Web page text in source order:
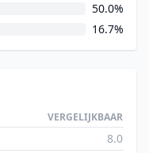
50.0%
16.7%
VERGELIJKBAAR
8.0